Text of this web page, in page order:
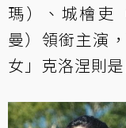
瑪）、城檜吏
曼）領銜主演
女」克洛涅則